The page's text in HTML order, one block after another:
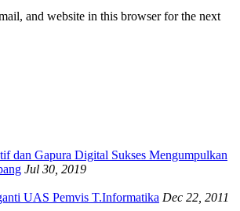
and website in this browser for the next
dan Gapura Digital Sukses Mengumpulkan
Jul 30, 2019
UAS Pemvis T.Informatika Dec 22, 2011